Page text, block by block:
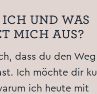
UND WAS
MICH AUS?
dass du den
Ich möchte dir
ich heute mit